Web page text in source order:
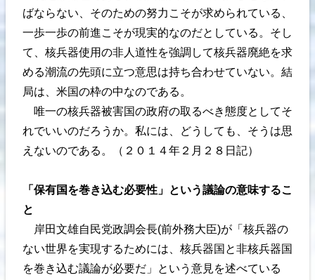
ばならない、そのための努力こそが求められている、
一歩一歩の前進こそが現実的なのだとしている。そし
て、核兵器使用の非人道性を強調して核兵器廃絶を求
める潮流の先頭に立つ意思は持ち合わせていない。結
局は、米国の枠の中なのである。
唯一の核兵器被害国の政府の取るべき態度としてそ
れでいいのだろうか。私には、どうしても、そうは思
えないのである。（２０１４年２月２８日記）
「保有国を巻き込む必要性」という議論の意味するこ
と
岸田文雄自民党政調会長(前外務大臣)が「核兵器の
ない世界を実現するためには、核兵器国と非核兵器国
を巻き込む議論が必要だ」という意見を述べている